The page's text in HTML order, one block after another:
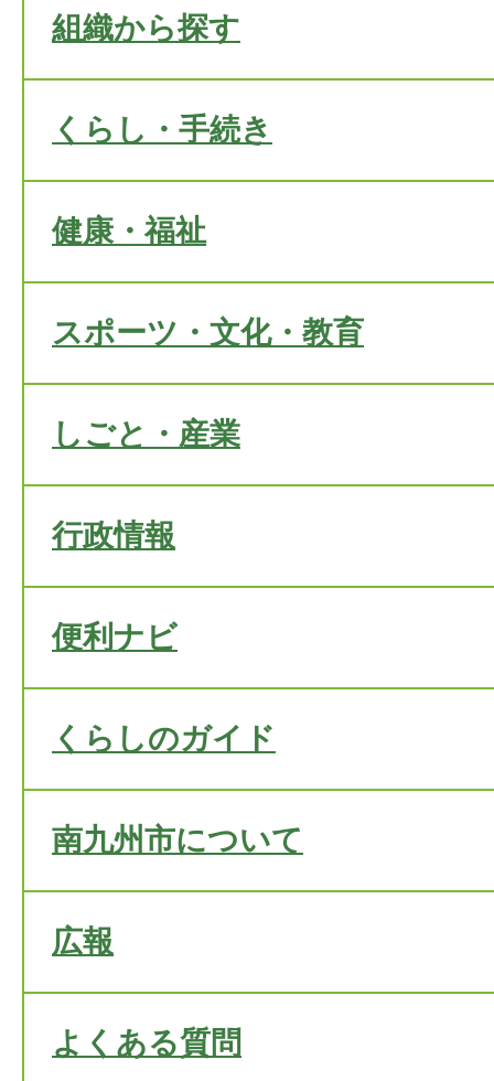
組織から探す
くらし・手続き
健康・福祉
スポーツ・文化・教育
しごと・産業
行政情報
便利ナビ
くらしのガイド
南九州市について
広報
よくある質問